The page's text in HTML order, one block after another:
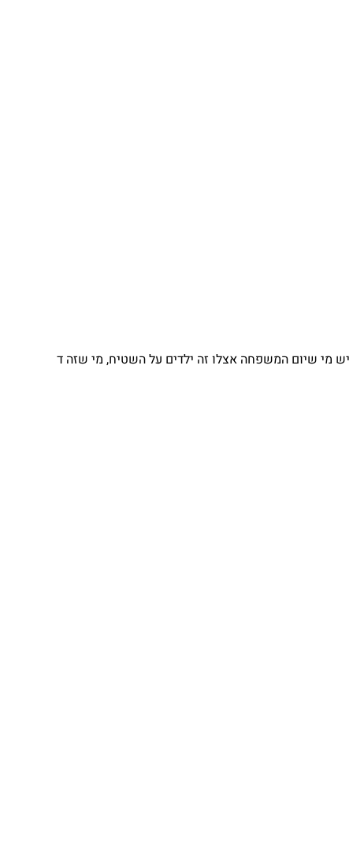
מי שיום המשפחה אצלו זה ילדים על השטיח, מי שזה ד